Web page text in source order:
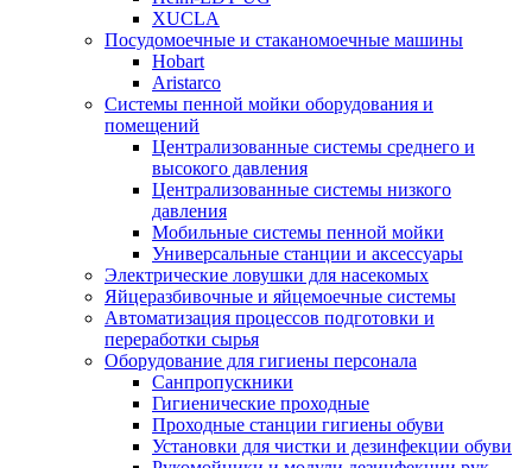
XUCLA
Посудомоечные и стаканомоечные машины
Hobart
Aristarco
Системы пенной мойки оборудования и
помещений
Централизованные системы среднего и
высокого давления
Централизованные системы низкого
давления
Мобильные системы пенной мойки
Универсальные станции и аксессуары
Электрические ловушки для насекомых
Яйцеразбивочные и яйцемоечные системы
Автоматизация процессов подготовки и
переработки сырья
Оборудование для гигиены персонала
Санпропускники
Гигиенические проходные
Проходные станции гигиены обуви
Установки для чистки и дезинфекции обуви